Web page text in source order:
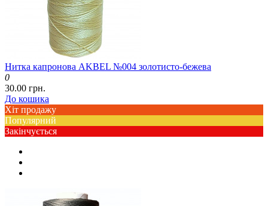
Нитка капронова AKBEL №004 золотисто-бежева
0
30.00 грн.
До кошика
Хіт продажу
Популярний
Закінчується